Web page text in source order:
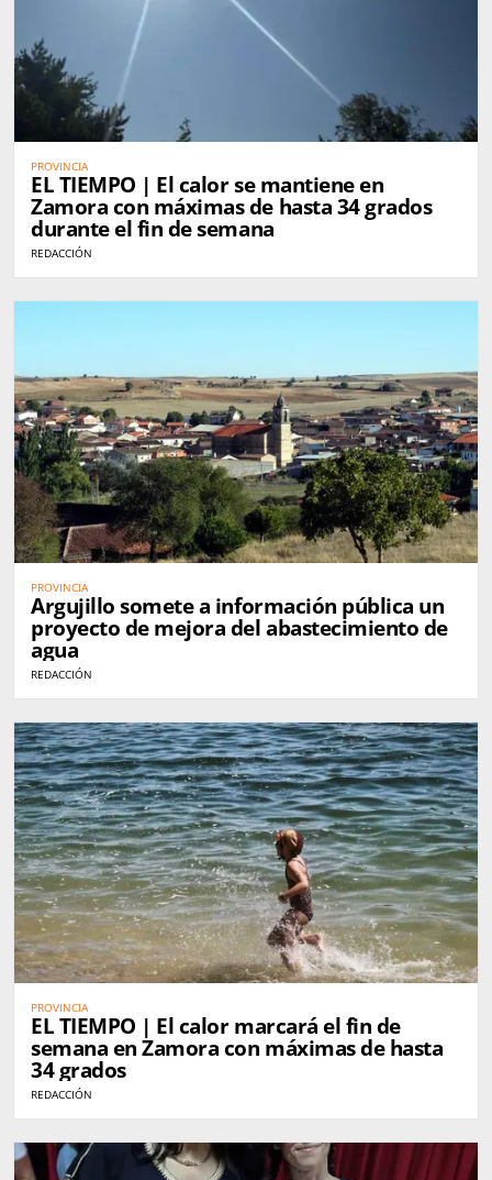
PROVINCIA
EL TIEMPO | El calor se mantiene en
Zamora con máximas de hasta 34 grados
durante el fin de semana
REDACCIÓN
PROVINCIA
Argujillo somete a información pública un
proyecto de mejora del abastecimiento de
agua
REDACCIÓN
PROVINCIA
EL TIEMPO | El calor marcará el fin de
semana en Zamora con máximas de hasta
34 grados
REDACCIÓN